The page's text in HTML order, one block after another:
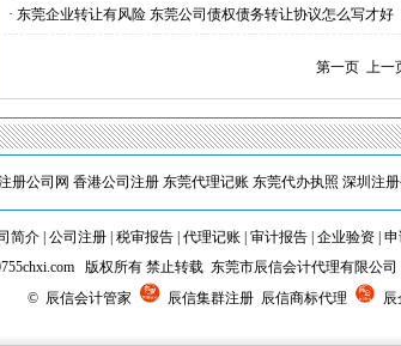
· 东莞企业转让有风险 东莞公司债权债务转让协议怎么写才好
第一页 上一
册公司网 香港公司注册 东莞代理记账 东莞代办执照 深圳注册
简介 公司注册 税审报告 代理记账 审计报告 企业验资 申
版权所有 禁止转载 东莞市辰信会计代理有限公
© 辰信会计管家
辰信集群注册 辰信商标代理 辰